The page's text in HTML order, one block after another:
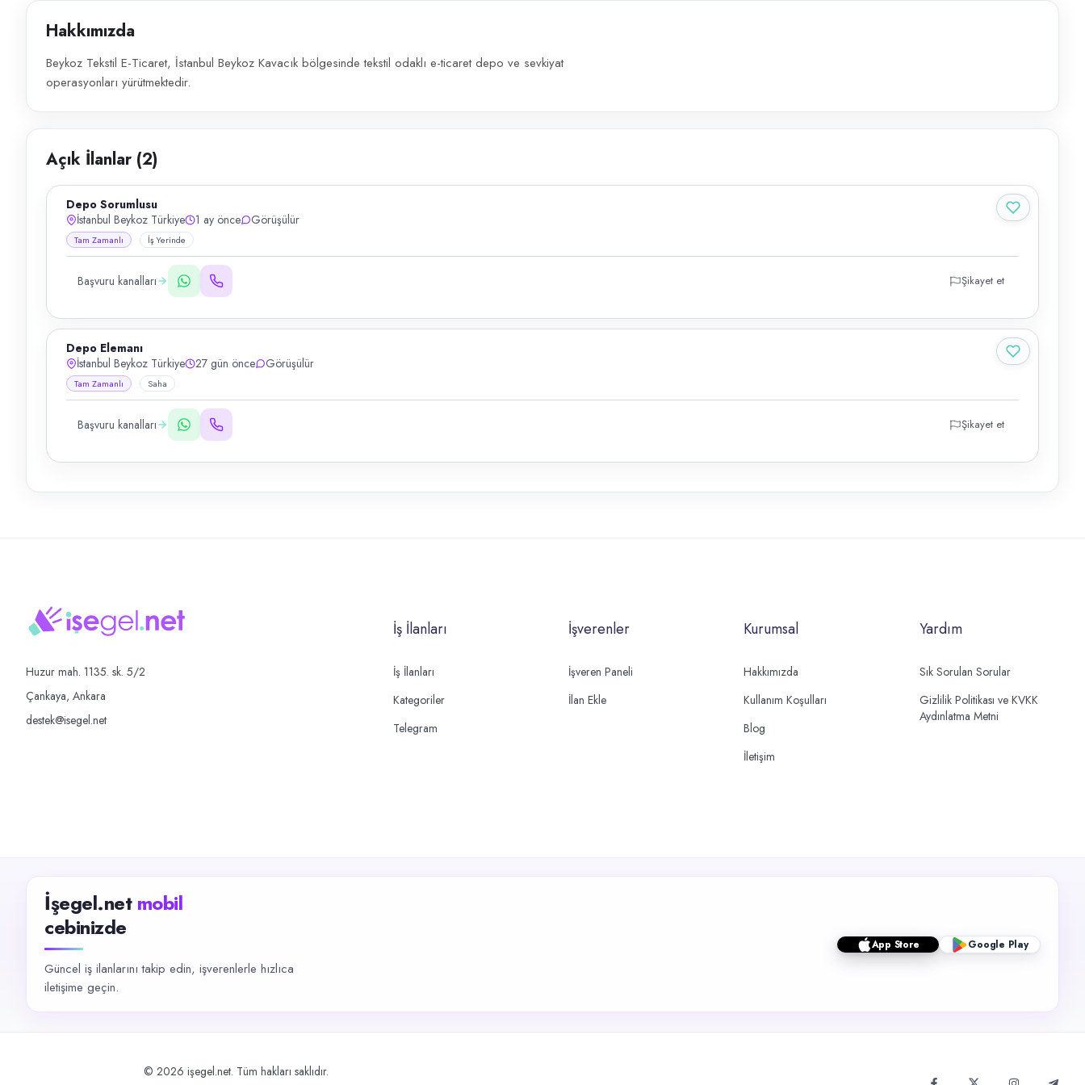
Hakkımızda
Beykoz Tekstil E-Ticaret, İstanbul Beykoz Kavacık bölgesinde tekstil odaklı e-ticaret depo ve sevkiyat
operasyonları yürütmektedir.
Açık İlanlar (2)
Depo Sorumlusu
İstanbul Beykoz Türkiye
1 ay önce Görüşülür
Tam Zamanlı İş Yerinde
Başvuru kanalları Şikayet et
Depo Elemanı
İstanbul Beykoz Türkiye
27 gün önce Görüşülür
Tam Zamanlı Saha
Başvuru kanalları Şikayet et
Huzur mah. 1135. sk. 5/2
Çankaya, Ankara
destek@isegel.net
İş İlanları
İş İlanları
Kategoriler
Telegram
İşverenler
İşveren Paneli
İlan Ekle
Kurumsal
Hakkımızda
Kullanım Koşulları
Blog
İletişim
Yardım
Sık Sorulan Sorular
Gizlilik Politikası ve KVKK
Aydınlatma Metni
İşegel.net mobil
cebinizde
Güncel iş ilanlarını takip edin, işverenlerle hızlıca
iletişime geçin.
App Store Google Play
© 2026 işegel.net. Tüm hakları saklıdır.